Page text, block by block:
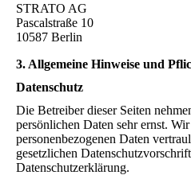
STRATO AG
Pascalstraße 10
10587 Berlin
3. Allgemeine Hinweise und
Datenschutz
Die Betreiber dieser Seiten
persönlichen Daten sehr ernst.
personenbezogenen Daten
gesetzlichen
Datenschutzerklärung.